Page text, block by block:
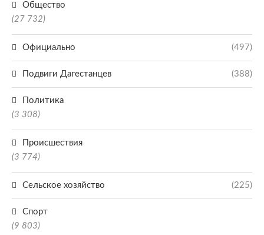
Общество
(27 732)
Официально (497)
Подвиги Дагестанцев (388)
Политика
(3 308)
Происшествия
(3 774)
Сельское хозяйство (225)
Спорт
(9 803)